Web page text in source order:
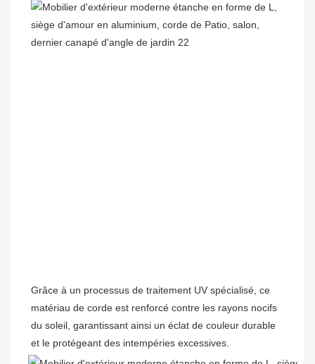
Grâce à un processus de traitement UV spécialisé, ce
matériau de corde est renforcé contre les rayons nocifs
du soleil, garantissant ainsi un éclat de couleur durable